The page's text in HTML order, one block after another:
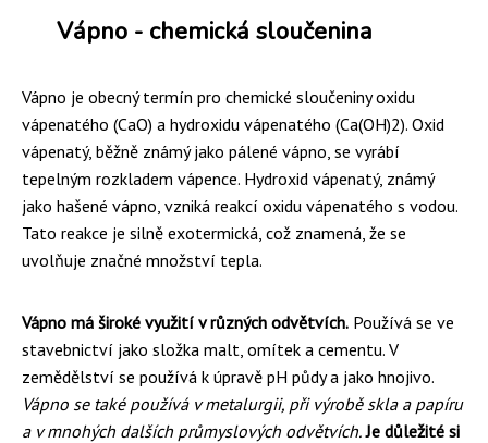
Vápno - chemická sloučenina
Vápno je obecný termín pro chemické sloučeniny oxidu
vápenatého (CaO) a hydroxidu vápenatého (Ca(OH)2). Oxid
vápenatý, běžně známý jako pálené vápno, se vyrábí
tepelným rozkladem vápence. Hydroxid vápenatý, známý
jako hašené vápno, vzniká reakcí oxidu vápenatého s vodou.
Tato reakce je silně exotermická, což znamená, že se
uvolňuje značné množství tepla.
Vápno má široké využití v různých odvětvích. Používá se ve
stavebnictví jako složka malt, omítek a cementu. V
zemědělství se používá k úpravě pH půdy a jako hnojivo.
Vápno se také používá v metalurgii, při výrobě skla a papíru
a v mnohých dalších průmyslových odvětvích. Je důležité si